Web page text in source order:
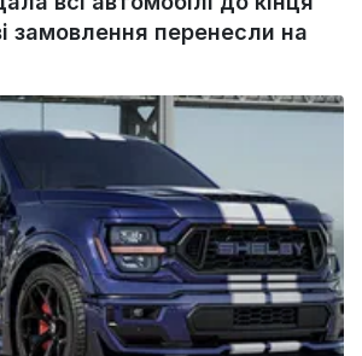
замовлення перенесли на